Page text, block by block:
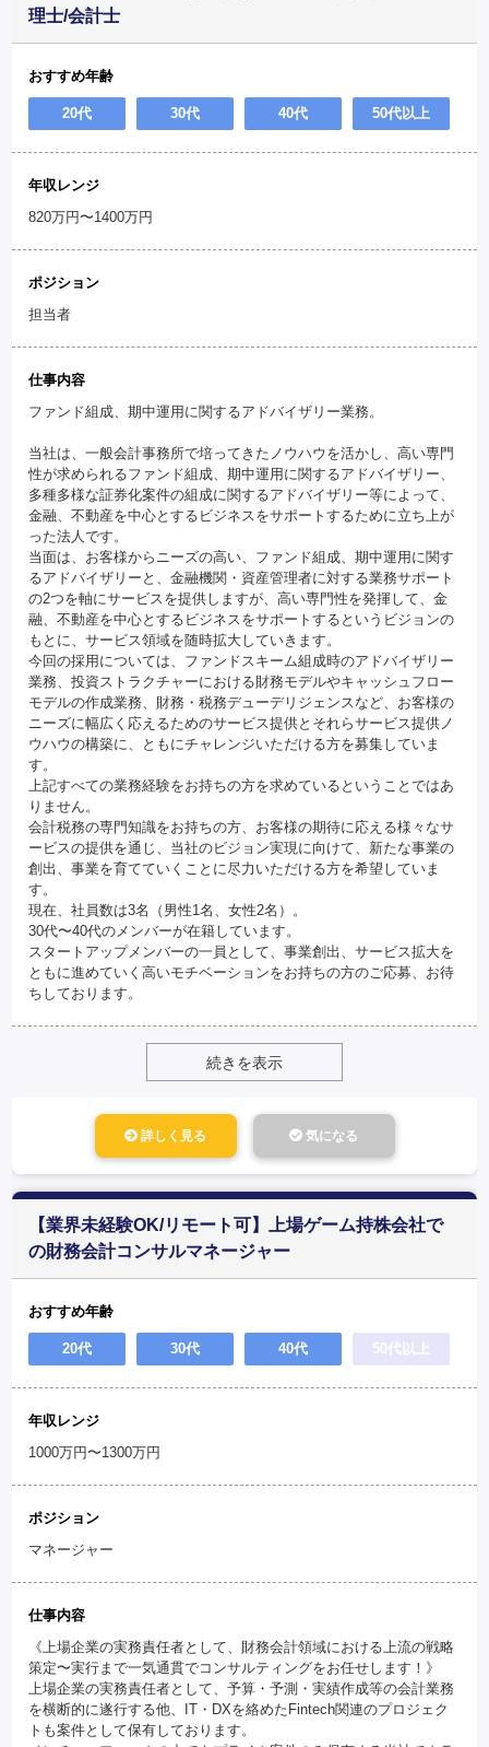
理士/会計士
おすすめ年齢
20代 30代 40代 50代以上
年収レンジ
820万円〜1400万円
ポジション
担当者
仕事内容
ファンド組成、期中運用に関するアドバイザリー業務。
当社は、一般会計事務所で培ってきたノウハウを活かし、高い専門
性が求められるファンド組成、期中運用に関するアドバイザリー、
多種多様な証券化案件の組成に関するアドバイザリー等によって、
金融、不動産を中心とするビジネスをサポートするために立ち上が
った法人です。
当面は、お客様からニーズの高い、ファンド組成、期中運用に関す
るアドバイザリーと、金融機関・資産管理者に対する業務サポート
の2つを軸にサービスを提供しますが、高い専門性を発揮して、金
融、不動産を中心とするビジネスをサポートするというビジョンの
もとに、サービス領域を随時拡大していきます。
今回の採用については、ファンドスキーム組成時のアドバイザリー
業務、投資ストラクチャーにおける財務モデルやキャッシュフロー
モデルの作成業務、財務・税務デューデリジェンスなど、お客様の
ニーズに幅広く応えるためのサービス提供とそれらサービス提供ノ
ウハウの構築に、ともにチャレンジいただける方を募集していま
す。
上記すべての業務経験をお持ちの方を求めているということではあ
りません。
会計税務の専門知識をお持ちの方、お客様の期待に応える様々なサ
ービスの提供を通じ、当社のビジョン実現に向けて、新たな事業の
創出、事業を育てていくことに尽力いただける方を希望していま
す。
現在、社員数は3名（男性1名、女性2名）。
30代〜40代のメンバーが在籍しています。
スタートアップメンバーの一員として、事業創出、サービス拡大を
ともに進めていく高いモチベーションをお持ちの方のご応募、お待
ちしております。
続きを表示
詳しく見る 気になる
【業界未経験OK/リモート可】上場ゲーム持株会社で
の財務会計コンサルマネージャー
おすすめ年齢
20代 30代 40代 50代以上
年収レンジ
1000万円〜1300万円
ポジション
マネージャー
仕事内容
《上場企業の実務責任者として、財務会計領域における上流の戦略
策定〜実行まで一気通貫でコンサルティングをお任せします！》
上場企業の実務責任者として、予算・予測・実績作成等の会計業務
を横断的に遂行する他、IT・DXを絡めたFintech関連のプロジェク
トも案件として保有しております。